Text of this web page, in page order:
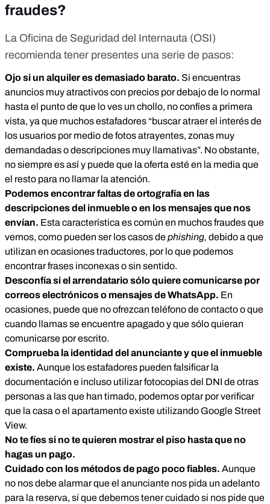
fraudes?
La Oficina de Seguridad del Internauta (OSI)
recomienda tener presentes una serie de pasos:
Ojo si un alquiler es demasiado barato. Si encuentras
anuncios muy atractivos con precios por debajo de lo normal
hasta el punto de que lo ves un chollo, no confíes a primera
vista, ya que muchos estafadores “buscar atraer el interés de
los usuarios por medio de fotos atrayentes, zonas muy
demandadas o descripciones muy llamativas”. No obstante,
no siempre es así y puede que la oferta esté en la media que
el resto para no llamar la atención.
Podemos encontrar faltas de ortografía en las
descripciones del inmueble o en los mensajes que nos
envían. Esta característica es común en muchos fraudes que
vemos, como pueden ser los casos dephishing, debido a que
utilizan en ocasiones traductores, por lo que podemos
encontrar frases inconexas o sin sentido.
Desconfía si el arrendatario sólo quiere comunicarse por
correos electrónicos o mensajes de WhatsApp. En
ocasiones, puede que no ofrezcan teléfono de contacto o que
cuando llamas se encuentre apagado y que sólo quieran
comunicarse por escrito.
Comprueba la identidad del anunciante y que el inmueble
existe. Aunque los estafadores pueden falsificar la
documentación e incluso utilizar fotocopias del DNI de otras
personas a las que han timado, podemos optar por verificar
que la casa o el apartamento existe utilizando Google Street
View.
No te fíes si no te quieren mostrar el piso hasta que no
hagas un pago.
Cuidado con los métodos de pago poco fiables. Aunque
no nos debe alarmar que el anunciante nos pida un adelanto
para la reserva, sí que debemos tener cuidado si nos pide que